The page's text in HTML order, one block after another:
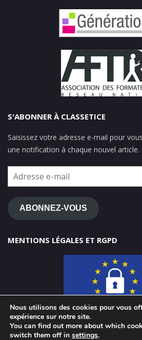
S'ABONNER À CLASSETICE
Saisissez votre adresse e-mail pour
une notification à chaque nouvel article.
Adresse
mail
ABONNEZ-VOUS
MENTIONS LÉGALES ET RGPD
© 2026 ClasseTICE
Nous utilisons des cookies pour vous
expérience sur notre site.
You can find out more about which
switch them off in settings.